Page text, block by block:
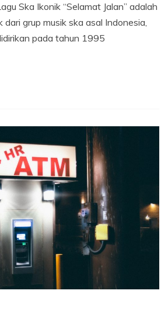
Ska Ikonik “Selamat Jalan” adalah
dari grup musik ska asal Indonesia,
pada tahun 1995